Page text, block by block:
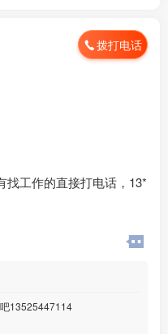
拨打电话
找工作的直接打电话，13*
13525447114